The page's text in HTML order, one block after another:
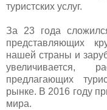
туристских услуг.
За 23 года
представляющих
нашей страны и
увеличивается,
предлагающих
рынке. В 2016 году
мира.